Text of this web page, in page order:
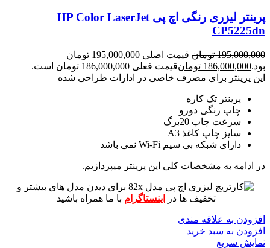
پرینتر لیزری رنگی اچ پی HP Color LaserJet
CP5225dn
195,000,000 تومان
قیمت اصلی 195,000,000 تومان
بود.186,000,000 تومانقیمت فعلی 186,000,000 تومان است.
این پرینتر برای مصرف خاصی در ادارات طراحی شده
پرینتر تک کاره
چاپ رنگی دورو
سرعت چاپ 20برگ
سایز چاپ کاغذ A3
دارای شبکه بی سیم Wi-Fi نمی باشد
در ادامه به مشخصات کلی این پرینتر میپردازیم.
برای دیدن مدل های بیشتر و
تخفیف ها در
اینستاگرام با ما همراه باشید
افزودن به علاقه مندی
افزودن به سبد خرید
نمایش سریع